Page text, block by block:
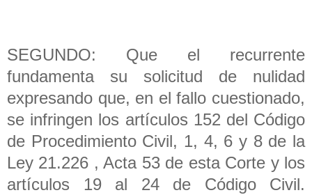
SEGUNDO: Que el recurrente
fundamenta su solicitud de nulidad
expresando que, en el fallo cuestionado,
se infringen los artículos 152 del Código
de Procedimiento Civil, 1, 4, 6 y 8 de la
Ley 21.226 , Acta 53 de esta Corte y los
artículos 19 al 24 de Código Civil.